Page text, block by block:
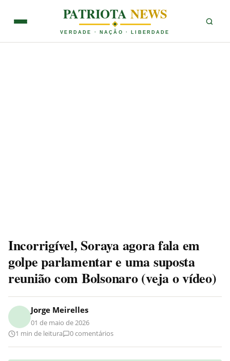
PATRIOTANEWS
VERDADE · NAÇÃO · LIBERDADE
Incorrigível, Soraya agora fala em
golpe parlamentar e uma suposta
reunião com Bolsonaro (veja o vídeo)
Jorge Meirelles
01 de maio de 2026
1 min de leitura
0 comentários